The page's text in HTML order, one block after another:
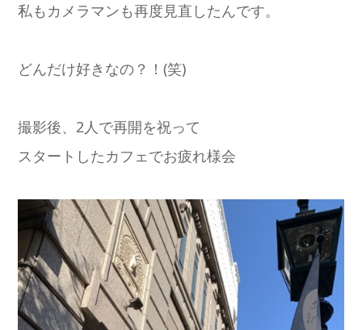
私もカメラマンも再度見直したんです。
どんだけ好きなの？！(笑)
撮影後、2人で再開を祝って
スタートしたカフェでお疲れ様会